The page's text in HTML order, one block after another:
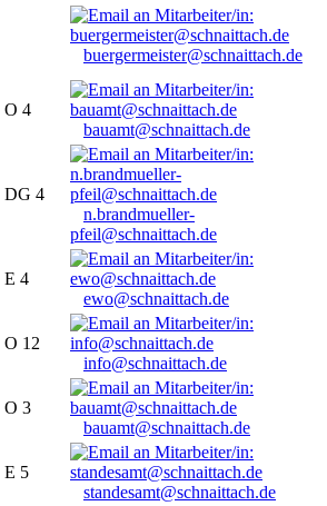
buergermeister@schnaittach.de
O 4
bauamt@schnaittach.de
DG 4
n.brandmueller-
pfeil@schnaittach.de
E 4
ewo@schnaittach.de
O 12
info@schnaittach.de
O 3
bauamt@schnaittach.de
E 5
standesamt@schnaittach.de